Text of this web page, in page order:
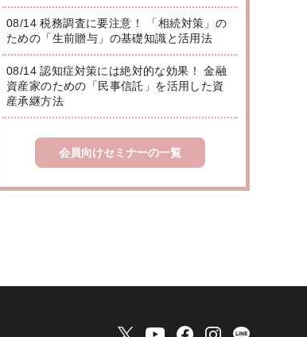
08/14 税務調査に要注意！ 「相続対策」の
ための「生前贈与」の基礎知識と活用法
08/14 認知症対策には絶対的な効果！ 金融
資産家のための「民事信託」を活用した資
産承継方法
会員向けセミナーの一覧